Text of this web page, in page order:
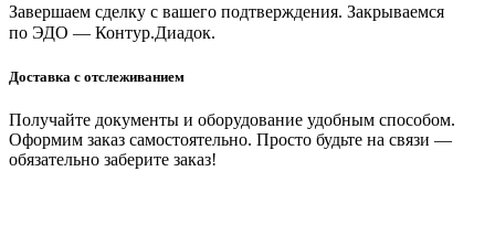
Завершаем сделку с вашего подтверждения. Закрываемся
по ЭДО — Контур.Диадок.
Доставка с отслеживанием
Получайте документы и оборудование удобным способом.
Оформим заказ самостоятельно. Просто будьте на связи —
обязательно заберите заказ!